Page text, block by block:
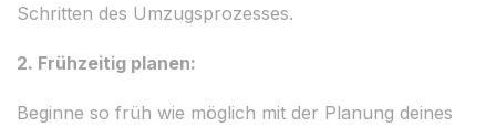
Schritten des Umzugsprozesses.
2. Frühzeitig planen:
Beginne so früh wie möglich mit der Planung deines